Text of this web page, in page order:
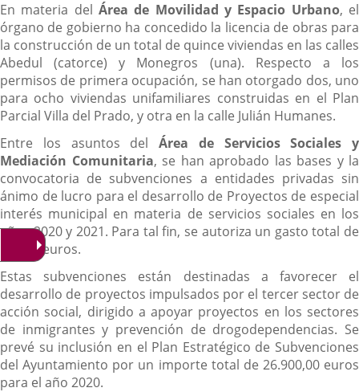
En materia del Área de Movilidad y Espacio Urbano, el
órgano de gobierno ha concedido la licencia de obras para
la construcción de un total de quince viviendas en las calles
Abedul (catorce) y Monegros (una). Respecto a los
permisos de primera ocupación, se han otorgado dos, uno
para ocho viviendas unifamiliares construidas en el Plan
Parcial Villa del Prado, y otra en la calle Julián Humanes.
Entre los asuntos del Área de Servicios Sociales y
Mediación Comunitaria, se han aprobado las bases y la
convocatoria de subvenciones a entidades privadas sin
ánimo de lucro para el desarrollo de Proyectos de especial
interés municipal en materia de servicios sociales en los
años 2020 y 2021. Para tal fin, se autoriza un gasto total de
53.800 euros.
Estas subvenciones están destinadas a favorecer el
desarrollo de proyectos impulsados por el tercer sector de
acción social, dirigido a apoyar proyectos en los sectores
de inmigrantes y prevención de drogodependencias. Se
prevé su inclusión en el Plan Estratégico de Subvenciones
del Ayuntamiento por un importe total de 26.900,00 euros
para el año 2020.